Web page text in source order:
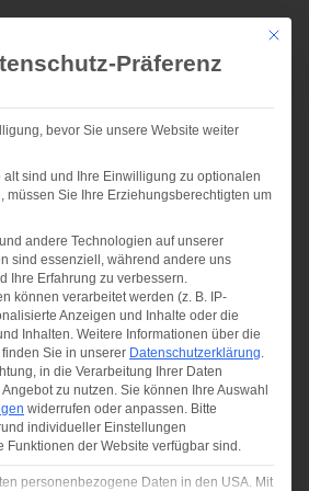
BESSY – NEUBAU FUNKTIONSHALLE
Mit
Präferenz
bevor Sie unsere Website weiter
sind und Ihre Einwilligung zu optionalen
müssen Sie Ihre Erziehungsberechtigten um
andere Technologien auf unserer
sind essenziell, während andere uns
Ihre Erfahrung zu verbessern.
können verarbeitet werden (z. B. IP-
Anzeigen und Inhalte oder die
Inhalten. Weitere Informationen über die
Sie in unserer Datenschutzerklärung.
in die Verarbeitung Ihrer Daten
zu nutzen. Sie können Ihre Auswahl
widerrufen oder anpassen. Bitte
individueller Einstellungen
Funktionen der Website verfügbar sind.
personenbezogene Daten in den USA. Mit